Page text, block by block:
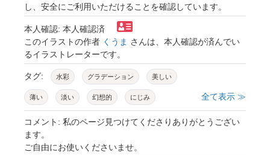
し、安全にご利用いただけることを確認しています。
本人確認: 本人確認済
このイラストの作者 くうま さんは、本人確認が済んでい
るイラストレーターです。
タグ: 水彩 グラデーション 美しい
薄い 淡い 幻想的 にじみ
テクスチャ ai生成ツール使用素材
全て表示 ≫
コメント: 私のページ見つけてくださりありがとうござい
ます。
ご自由にお使いくださいませ。